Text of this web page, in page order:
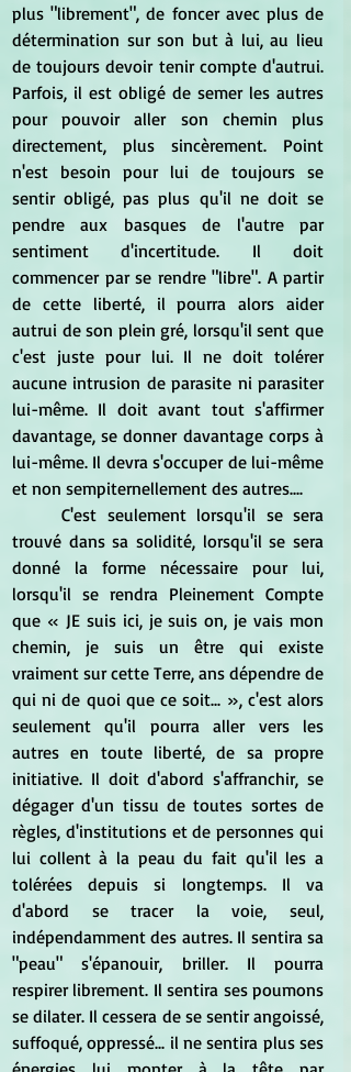
plus "librement", de foncer avec plus de
détermination sur son but à lui, au lieu
de toujours devoir tenir compte d'autrui.
Parfois, il est obligé de semer les autres
pour pouvoir aller son chemin plus
directement, plus sincèrement. Point
n'est besoin pour lui de toujours se
sentir obligé, pas plus qu'il ne doit se
pendre aux basques de l'autre par
sentiment d'incertitude. Il doit
commencer par se rendre "libre". A partir
de cette liberté, il pourra alors aider
autrui de son plein gré, lorsqu'il sent que
c'est juste pour lui. Il ne doit tolérer
aucune intrusion de parasite ni parasiter
lui-même. Il doit avant tout s'affirmer
davantage, se donner davantage corps à
lui-même. Il devra s'occuper de lui-même
et non sempiternellement des autres....
	C'est seulement lorsqu'il se sera
trouvé dans sa solidité, lorsqu'il se sera
donné la forme nécessaire pour lui,
lorsqu'il se rendra Pleinement Compte
que « JE suis ici, je suis on, je vais mon
chemin, je suis un être qui existe
vraiment sur cette Terre, ans dépendre de
qui ni de quoi que ce soit... », c'est alors
seulement qu'il pourra aller vers les
autres en toute liberté, de sa propre
initiative. Il doit d'abord s'affranchir, se
dégager d'un tissu de toutes sortes de
règles, d'institutions et de personnes qui
lui collent à la peau du fait qu'il les a
tolérées depuis si longtemps. Il va
d'abord se tracer la voie, seul,
indépendamment des autres. Il sentira sa
"peau" s'épanouir, briller. Il pourra
respirer librement. Il sentira ses poumons
se dilater. Il cessera de se sentir angoissé,
suffoqué, oppressé... il ne sentira plus ses